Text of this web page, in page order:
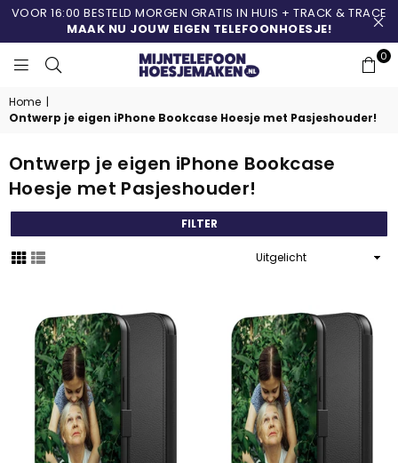
VOOR 16:00 BESTELD MORGEN GRATIS IN HUIS + TRACK & TRACE
MAAK NU JOUW EIGEN TELEFOONHOESJE!
0
Home |
Ontwerp je eigen iPhone Bookcase Hoesje met Pasjeshouder!
Ontwerp je eigen iPhone Bookcase
Hoesje met Pasjeshouder!
FILTER
Sorteer